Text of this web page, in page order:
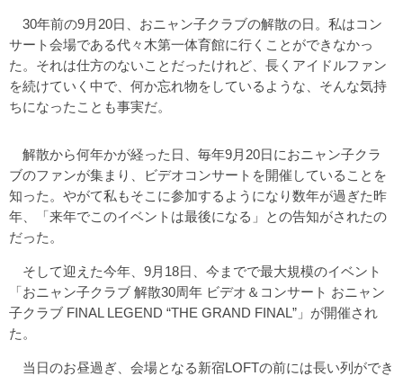
30年前の9月20日、おニャン子クラブの解散の日。私はコン
サート会場である代々木第一体育館に行くことができなかっ
た。それは仕方のないことだったけれど、長くアイドルファン
を続けていく中で、何か忘れ物をしているような、そんな気持
ちになったことも事実だ。
解散から何年かが経った日、毎年9月20日におニャン子クラ
ブのファンが集まり、ビデオコンサートを開催していることを
知った。やがて私もそこに参加するようになり数年が過ぎた昨
年、「来年でこのイベントは最後になる」との告知がされたの
だった。
そして迎えた今年、9月18日、今までで最大規模のイベント
「おニャン子クラブ 解散30周年 ビデオ＆コンサート おニャン
子クラブ FINAL LEGEND “THE GRAND FINAL”」が開催され
た。
当日のお昼過ぎ、会場となる新宿LOFTの前には長い列ができ